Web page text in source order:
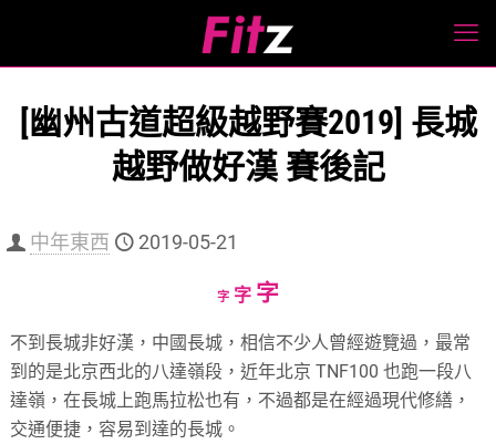
[幽州古道超級越野賽2019] 長城
越野做好漢 賽後記
中年東西 2019-05-21
字Decrease
size.
字Reset
size.
字Increase
size.
不到長城非好漢，中國長城，相信不少人曾經遊覽過，最常
到的是北京西北的八達嶺段，近年北京 TNF100 也跑一段八
達嶺，在長城上跑馬拉松也有，不過都是在經過現代修繕，
交通便捷，容易到達的長城。